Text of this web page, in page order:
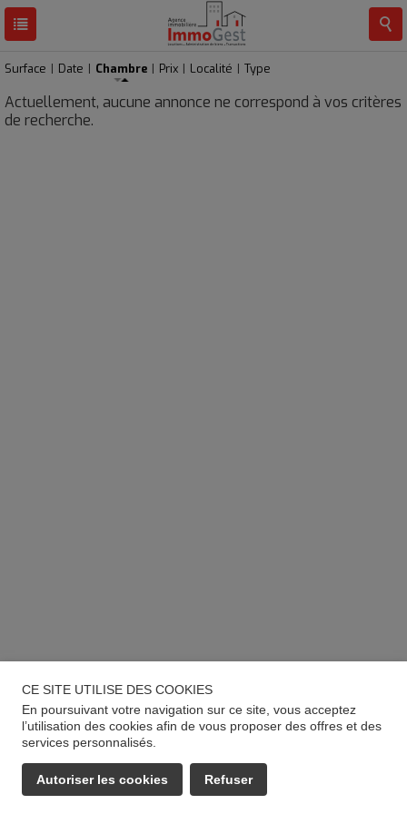
RESULTATS
Surface | Date | Chambre | Prix | Localité | Type
Actuellement, aucune annonce ne correspond à vos critères
de recherche.
CE SITE UTILISE DES COOKIES
En poursuivant votre navigation sur ce site, vous acceptez
l’utilisation des cookies afin de vous proposer des offres et des
services personnalisés.
Autoriser les cookies Refuser